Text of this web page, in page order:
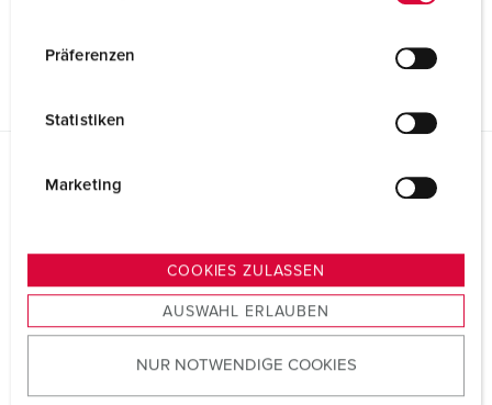
s
u
w
Präferenzen
Statistiken
Marketing
COOKIES ZULASSEN
AUSWAHL ERLAUBEN
NUR NOTWENDIGE COOKIES
Gegevensbladen & Downloads
Product info
Afschermkap 40787
PDF, 148 KB
CAD-gegevens 3D STP
ZIP, 106 KB